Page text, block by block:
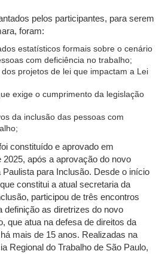
pelos participantes, para serem
foram:
estatísticos formais sobre o cenário
com deficiência no trabalho;
projetos de lei que impactam a Lei
exige o cumprimento da legislação
da inclusão das pessoas com
constituído e aprovado em
após a aprovação do novo
para Inclusão. Desde o início
constitui a atual secretaria da
participou de três encontros
definição as diretrizes do novo
que atua na defesa de direitos da
mais de 15 anos. Realizadas na
Regional do Trabalho de São Paulo,